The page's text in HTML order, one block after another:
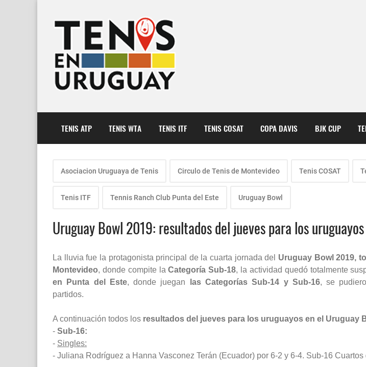
TENIS ATP TENIS WTA TENIS ITF TENIS COSAT COPA DAVIS BJK CUP
Asociacion Uruguaya de Tenis Circulo de Tenis de Montevideo Tenis COSAT
Tenis ITF Tennis Ranch Club Punta del Este Uruguay Bowl
Uruguay Bowl 2019: resultados del jueves para los uruguayos
La lluvia fue la protagonista principal de la cuarta jornada del Uruguay Bowl 2019,
Montevideo, donde compite laCategoría Sub-18, la actividad quedó totalmente
en Punta del Este, donde juegan las Categorías Sub-14 y Sub-16, se
partidos.
A continuación todos los resultados del jueves para los uruguayos en el Uruguay
- Sub-16:
- Singles:
- Juliana Rodríguez a Hanna Vasconez Terán (Ecuador) por 6-2 y 6-4. Sub-16 Cuartos